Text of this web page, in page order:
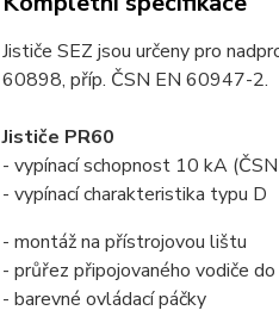
Jističe SEZ jsou určeny pro
60898, příp. ČSN EN 60947-2.
Jističe PR60
- vypínací schopnost 10 kA
- vypínací charakteristika typu D
- montáž na přístrojovou lištu
- průřez připojovaného vodiče
- barevné ovládací páčky